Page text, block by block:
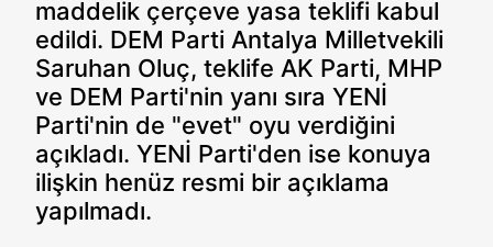
maddelik çerçeve yasa teklifi kabul
edildi. DEM Parti Antalya Milletvekili
Saruhan Oluç, teklife AK Parti, MHP
ve DEM Parti'nin yanı sıra YENİ
Parti'nin de "evet" oyu verdiğini
açıkladı. YENİ Parti'den ise konuya
ilişkin henüz resmi bir açıklama
yapılmadı.